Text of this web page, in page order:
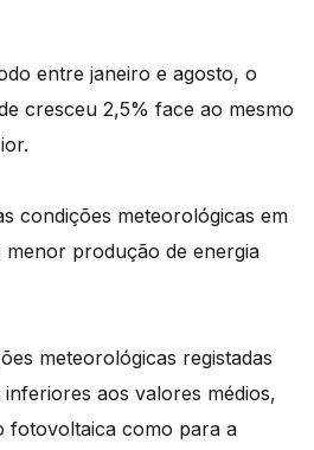
entre janeiro e agosto, o
cresceu 2,5% face ao mesmo
condições meteorológicas em
produção de energia
meteorológicas registadas
aos valores médios,
fotovoltaica como para a